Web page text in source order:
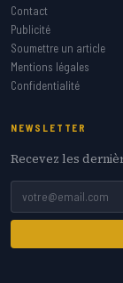
Contact
Publicité
Soumettre un article
Mentions légales
Confidentialité
NEWSLETTER
Recevez les